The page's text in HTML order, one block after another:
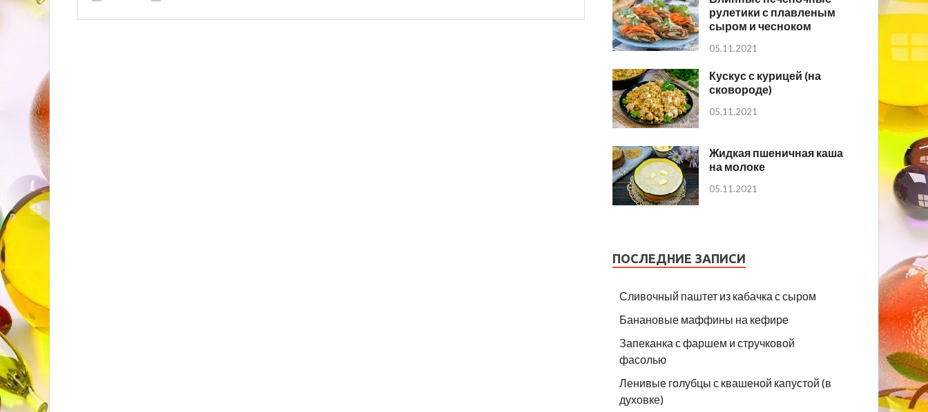
рулетики с плавленым
сыром и чесноком
05.11.2021
Кускус с курицей (на
сковороде)
05.11.2021
Жидкая пшеничная каша
на молоке
05.11.2021
ПОСЛЕДНИЕ ЗАПИСИ
Сливочный паштет из кабачка с сыром
Банановые маффины на кефире
Запеканка с фаршем и стручковой
фасолью
Ленивые голубцы с квашеной капустой (в
духовке)